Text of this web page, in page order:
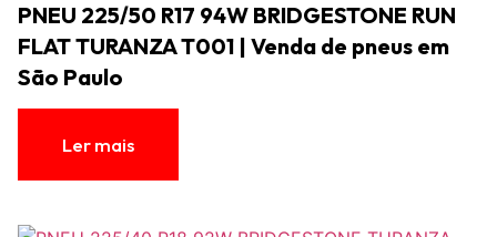
PNEU 225/50 R17 94W BRIDGESTONE RUN
FLAT TURANZA T001 | Venda de pneus em
São Paulo
Ler mais